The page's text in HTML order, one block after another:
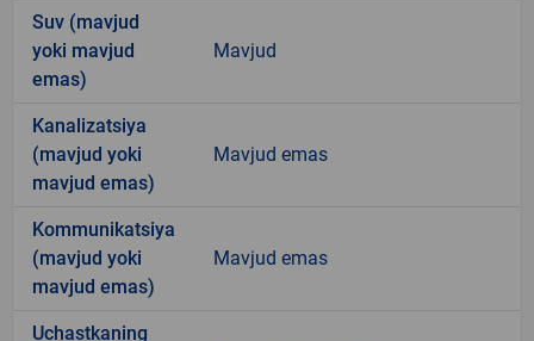
Suv (mavjud
yoki mavjud
emas)
Mavjud
Kanalizatsiya
(mavjud yoki
mavjud emas)
Mavjud emas
Kommunikatsiya
(mavjud yoki
mavjud emas)
Mavjud emas
Uchastkaning